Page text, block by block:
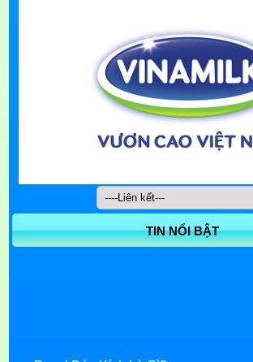
TIN NỔI BẬT
Decal Dán Kính Là Gì?